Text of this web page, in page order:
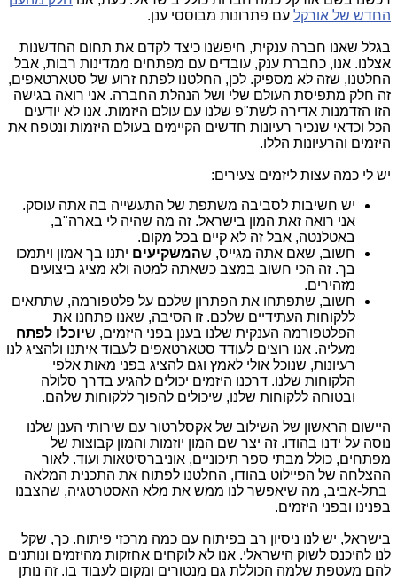
החדש של אורקל עם פתרונות מבוססי ענן.
בגלל שאנו חברה ענקית, חיפשנו כיצד לקדם את תחום החדשנות
אצלנו. אנו, כחברת ענק, עובדים עם מפתחים ממדינות רבות, אבל
החלטנו, שזה לא מספיק. לכן, החלטנו לפתח זרוע של סטארטאפים,
זה חלק מתפיסת העולם שלי ושל הנהלת החברה. אני רואה בגישה
הזו הזדמנות אדירה לשת"פ שלנו עם עולם היזמות. אנו לא יודעים
הכל וכדאי שנכיר רעיונות חדשים הקיימים בעולם היזמות ונטפח את
היזמים והרעיונות הללו.
יש לי כמה עצות ליזמים צעירים:
יש חשיבות לסביבה משתפת של התעשייה בה אתה עוסק.
אני רואה זאת המון בישראל. זה מה שהיה לי בארה"ב,
באטלנטה, אבל זה לא קיים בכל מקום.
חשוב, שאם אתה מגייס, שהמשקיעים יתנו בך אמון ויתמכו
בך. זה הכי חשוב במצב כשאתה למטה ולא מציג ביצועים
מזהירים.
חשוב, שתפתחו את הפתרון שלכם על פלטפורמה, שתתאים
ללקוחות העתידיים שלכם. זו הסיבה, שאנו פתחנו את
הפלטפורמה הענקית שלנו בענן בפני היזמים, שיוכלו לפתח
מעליה. אנו רוצים לעודד סטארטאפים לעבוד איתנו ולהציג לנו
רעיונות, שנוכל אולי לאמץ וגם להציג בפני מאות אלפי
הלקוחות שלנו. דרכנו היזמים יכולים להגיע בדרך סלולה
ובטוחה ללקוחות שלנו, שיכולים להפוך ללקוחות שלהם.
היישום הראשון של השילוב של אקסלרטור עם שירותי הענן שלנו
נוסה על ידנו בהודו. זה יצר שם המון יוזמות והמון קבוצות של
מפתחים, כולל מבתי ספר תיכוניים, אוניברסיטאות ועוד. לאור
ההצלחה של הפיילוט בהודו, החלטנו לפתוח את התכנית המלאה
בתל-אביב, מה שיאפשר לנו ממש את מלא האסטרטגיה, שהצבנו
בפנינו ובפני היזמים.
בישראל, יש לנו ניסיון רב בפיתוח עם כמה מרכזי פיתוח. כך, שקל
לנו להיכנס לשוק הישראלי. אנו לא לוקחים אחזקות מהיזמים ונותנים
להם מעטפת שלמה הכוללת גם מנטורים ומקום לעבוד בו. זה נותן